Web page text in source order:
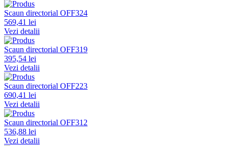
Scaun directorial OFF324
569,41 lei
Vezi detalii
Scaun directorial OFF319
395,54 lei
Vezi detalii
Scaun directorial OFF223
690,41 lei
Vezi detalii
Scaun directorial OFF312
536,88 lei
Vezi detalii